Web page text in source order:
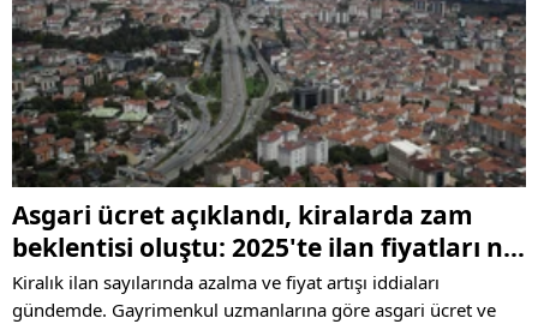
Asgari ücret açıklandı, kiralarda zam
beklentisi oluştu: 2025'te ilan fiyatları ne
kadar artacak?
Kiralık ilan sayılarında azalma ve fiyat artışı iddiaları
gündemde. Gayrimenkul uzmanlarına göre asgari ücret ve